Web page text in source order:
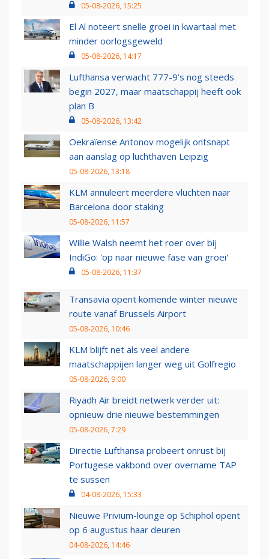
05-08-2026, 15:25
El Al noteert snelle groei in kwartaal met
minder oorlogsgeweld
05-08-2026, 14:17
Lufthansa verwacht 777-9’s nog steeds
begin 2027, maar maatschappij heeft ook
plan B
05-08-2026, 13:42
Oekraïense Antonov mogelijk ontsnapt
aan aanslag op luchthaven Leipzig
05-08-2026, 13:18
KLM annuleert meerdere vluchten naar
Barcelona door staking
05-08-2026, 11:57
Willie Walsh neemt het roer over bij
IndiGo: 'op naar nieuwe fase van groei'
05-08-2026, 11:37
Transavia opent komende winter nieuwe
route vanaf Brussels Airport
05-08-2026, 10:46
KLM blijft net als veel andere
maatschappijen langer weg uit Golfregio
05-08-2026, 9:00
Riyadh Air breidt netwerk verder uit:
opnieuw drie nieuwe bestemmingen
05-08-2026, 7:29
Directie Lufthansa probeert onrust bij
Portugese vakbond over overname TAP
te sussen
04-08-2026, 15:33
Nieuwe Privium-lounge op Schiphol opent
op 6 augustus haar deuren
04-08-2026, 14:46